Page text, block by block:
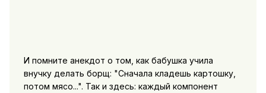
И помните анекдот о том, как бабушка учила
внучку делать борщ: "Сначала кладешь картошку,
потом мясо...". Так и здесь: каждый компонент